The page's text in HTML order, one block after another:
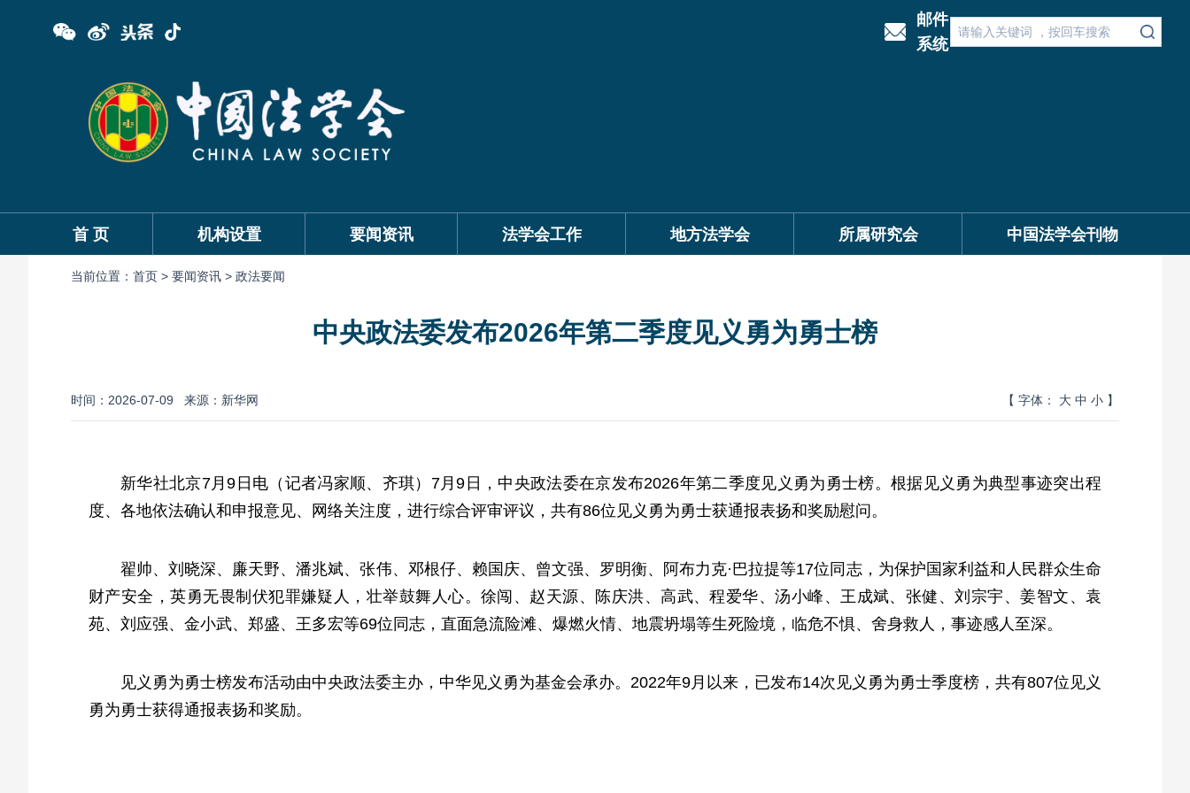
邮件
系统
首 页 机构设置 要闻资讯 法学会工作 地方法学会 所属研究会 中国法学会刊物
当前位置： 首页 > 要闻资讯 > 政法要闻
中央政法委发布2026年第二季度见义勇为勇士榜
时间：2026-07-09 来源：新华网 【 字体： 大 中 小 】
新华社北京7月9日电（记者冯家顺、齐琪）7月9日，中央政法委在京发布2026年第二季度见义勇为勇士榜。根据见义勇为典型事迹突出程
度、各地依法确认和申报意见、网络关注度，进行综合评审评议，共有86位见义勇为勇士获通报表扬和奖励慰问。
翟帅、刘晓深、廉天野、潘兆斌、张伟、邓根仔、赖国庆、曾文强、罗明衡、阿布力克·巴拉提等17位同志，为保护国家利益和人民群众生命
财产安全，英勇无畏制伏犯罪嫌疑人，壮举鼓舞人心。徐闯、赵天源、陈庆洪、高武、程爱华、汤小峰、王成斌、张健、刘宗宇、姜智文、袁
苑、刘应强、金小武、郑盛、王多宏等69位同志，直面急流险滩、爆燃火情、地震坍塌等生死险境，临危不惧、舍身救人，事迹感人至深。
见义勇为勇士榜发布活动由中央政法委主办，中华见义勇为基金会承办。2022年9月以来，已发布14次见义勇为勇士季度榜，共有807位见义
勇为勇士获得通报表扬和奖励。